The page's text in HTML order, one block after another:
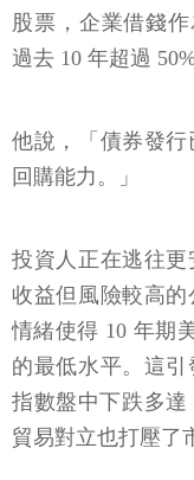
股票，企業借錢作
過去 10 年超過
他說，「債券發
回購能力。」
投資人正在逃往
收益但風險較高
情緒使得 10 年期
的最低水平。這
指數盤中下跌多達
貿易對立也打壓了